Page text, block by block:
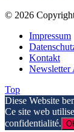
© 2026
Impressum
Kontakt
Newsletter
Top
Diese Website
Ce site web
confidentialité.